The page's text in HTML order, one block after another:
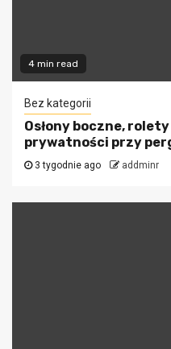
4 min read
Bez kategorii
Osłony boczne,
prywatności przy
3 tygodnie ago addminr